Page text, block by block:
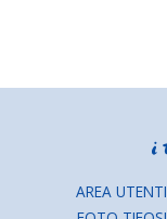
AREA UTENTI